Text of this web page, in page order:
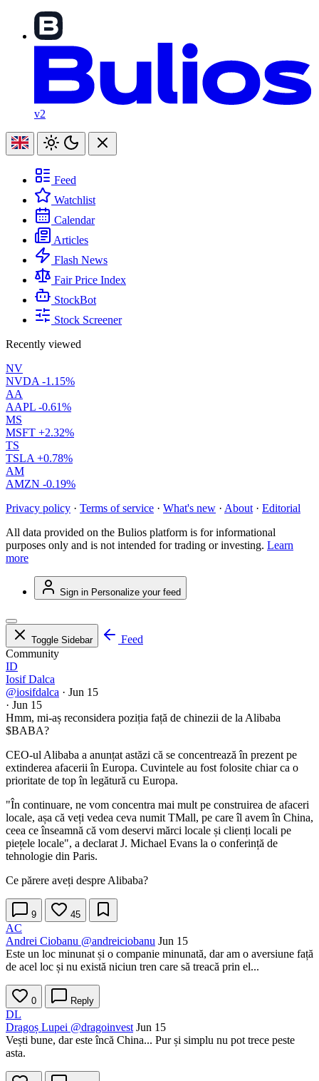
v2
Feed
Watchlist
Calendar
Articles
Flash News
Fair Price Index
StockBot
Stock Screener
Recently viewed
NV
NVDA -1.15%
AA
AAPL -0.61%
MS
MSFT +2.32%
TS
TSLA +0.78%
AM
AMZN -0.19%
Privacy policy · Terms of service · What's new · About · Editorial
All data provided on the Bulios platform is for informational
purposes only and is not intended for trading or investing. Learn
more
Sign in Personalize your feed
Toggle Sidebar
Feed
Community
ID
Iosif Dalca
@iosifdalca · Jun 15
· Jun 15
Hmm, mi-aș reconsidera poziția față de chinezii de la Alibaba
$BABA?
CEO-ul Alibaba a anunțat astăzi că se concentrează în prezent pe
extinderea afacerii în Europa. Cuvintele au fost folosite chiar ca o
prioritate de top în legătură cu Europa.
"În continuare, ne vom concentra mai mult pe construirea de afaceri
locale, așa că veți vedea ceva numit TMall, pe care îl avem în China,
ceea ce înseamnă că vom deservi mărci locale și clienți locali pe
piețele locale", a declarat J. Michael Evans la o conferință de
tehnologie din Paris.
Ce părere aveți despre Alibaba?
9 45
AC
Andrei Ciobanu @andreiciobanu Jun 15
Este un loc minunat și o companie minunată, dar am o aversiune față
de acel loc și nu există niciun tren care să treacă prin el...
0 Reply
DL
Dragoș Lupei @dragoinvest Jun 15
Vești bune, dar este încă China... Pur și simplu nu pot trece peste
asta.